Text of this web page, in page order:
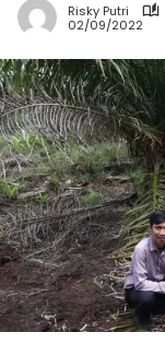
Risky Putri
02/09/2022